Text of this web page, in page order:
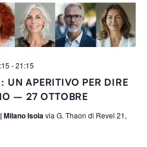
UN APERITIVO PER DIRE
– 27 OTTOBRE
-21:15
Milano Isolavia G. Thaon di Revel 21,